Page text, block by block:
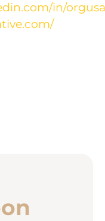
in/